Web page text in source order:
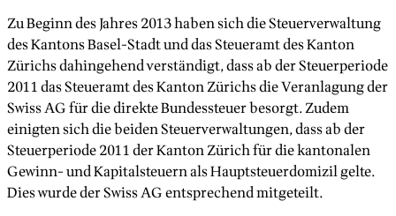
Zu Beginn des Jahres 2013 haben sich die Steuerverwaltung
des Kantons Basel-Stadt und das Steueramt des Kanton
Zürichs dahingehend verständigt, dass ab der Steuerperiode
2011 das Steueramt des Kanton Zürichs die Veranlagung der
Swiss AG für die direkte Bundessteuer besorgt. Zudem
einigten sich die beiden Steuerverwaltungen, dass ab der
Steuerperiode 2011 der Kanton Zürich für die kantonalen
Gewinn- und Kapitalsteuern als Hauptsteuerdomizil gelte.
Dies wurde der Swiss AG entsprechend mitgeteilt.